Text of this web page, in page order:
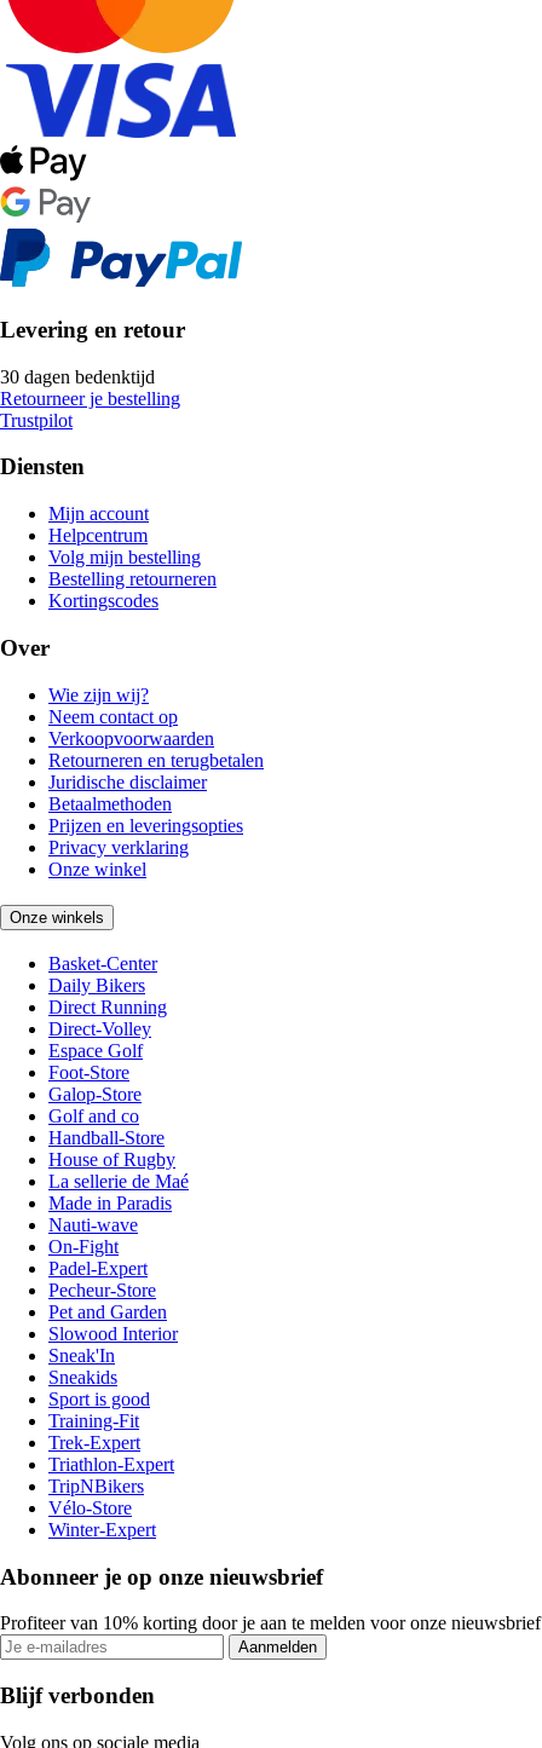
Levering en retour
30 dagen bedenktijd
Retourneer je bestelling
Trustpilot
Diensten
Mijn account
Helpcentrum
Volg mijn bestelling
Bestelling retourneren
Kortingscodes
Over
Wie zijn wij?
Neem contact op
Verkoopvoorwaarden
Retourneren en terugbetalen
Juridische disclaimer
Betaalmethoden
Prijzen en leveringsopties
Privacy verklaring
Onze winkel
Onze winkels
Basket-Center
Daily Bikers
Direct Running
Direct-Volley
Espace Golf
Foot-Store
Galop-Store
Golf and co
Handball-Store
House of Rugby
La sellerie de Maé
Made in Paradis
Nauti-wave
On-Fight
Padel-Expert
Pecheur-Store
Pet and Garden
Slowood Interior
Sneak'In
Sneakids
Sport is good
Training-Fit
Trek-Expert
Triathlon-Expert
TripNBikers
Vélo-Store
Winter-Expert
Abonneer je op onze nieuwsbrief
Profiteer van 10% korting door je aan te melden voor onze nieuwsbrief
Aanmelden
Blijf verbonden
Volg ons op sociale media